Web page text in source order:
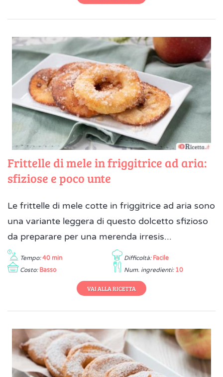
Frittelle di mele in friggitrice ad aria:
sfiziose e poco unte
Le frittelle di mele cotte in friggitrice ad aria sono
una variante leggera di questo dolcetto sfizioso
da preparare per una merenda irresis...
Tempo: 40 min Difficoltà: Facile
Costo: Basso Num. ingredienti: 10
VAI ALLA RICETTA